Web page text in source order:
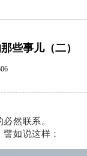
些事儿（二）
然联系。
如说这样：